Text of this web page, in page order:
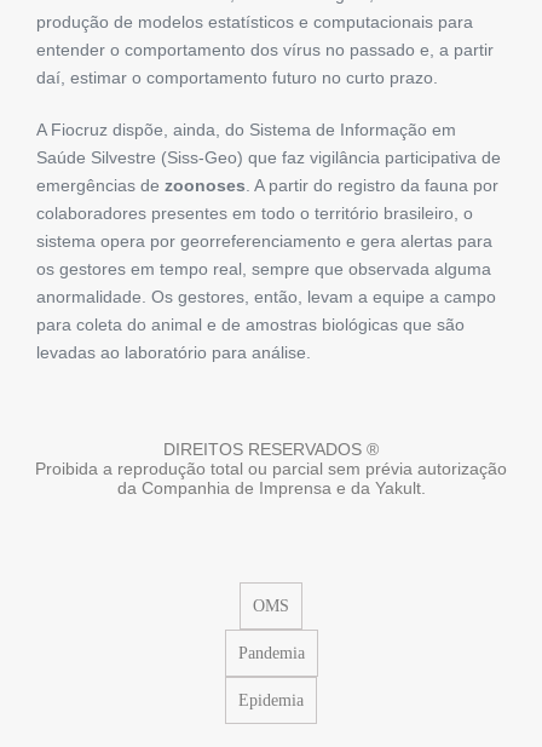
produção de modelos estatísticos e computacionais para
entender o comportamento dos vírus no passado e, a partir
daí, estimar o comportamento futuro no curto prazo.
A Fiocruz dispõe, ainda, do Sistema de Informação em
Saúde Silvestre (Siss-Geo) que faz vigilância participativa de
emergências de zoonoses. A partir do registro da fauna por
colaboradores presentes em todo o território brasileiro, o
sistema opera por georreferenciamento e gera alertas para
os gestores em tempo real, sempre que observada alguma
anormalidade. Os gestores, então, levam a equipe a campo
para coleta do animal e de amostras biológicas que são
levadas ao laboratório para análise.
DIREITOS RESERVADOS ®
Proibida a reprodução total ou parcial sem prévia autorização
da Companhia de Imprensa e da Yakult.
OMS
Pandemia
Epidemia